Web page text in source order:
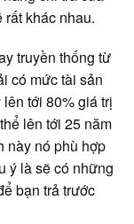
khác nhau.
truyền thống từ
có mức tài sản
tới 80% giá trị
lên tới 25 năm
này nó phù hợp
ý là sẽ có những
bạn trả trước